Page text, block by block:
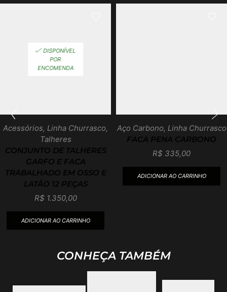
DISPONÍVEL
POR
ENCOMENDA
Acessórios, Linha Churrasco,
Talheres
CONJUNTO DE TALHERES
GARFO E FACA
TRABALHADO EM OSSO E
LATÃO 12 PEÇAS
R$ 1.350,00
ADICIONAR AO CARRINHO
Aço Carbono, Linha Churrasco
FACA PENA CARBONO
R$ 335,00
ADICIONAR AO CARRINHO
CONHEÇA TAMBÉM